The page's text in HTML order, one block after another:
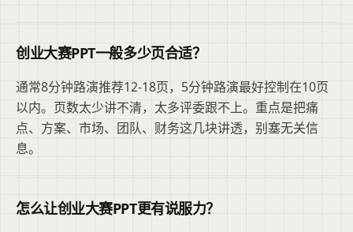
创业大赛PPT一般多少页合适？
通常8分钟路演推荐12-18页，5分钟路演最好控制在10页
以内。页数太少讲不清，太多评委跟不上。重点是把痛
点、方案、市场、团队、财务这几块讲透，别塞无关信
息。
怎么让创业大赛PPT更有说服力？